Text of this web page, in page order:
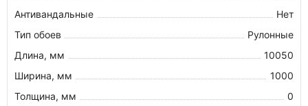
Антивандальные
Нет
Тип обоев
Рулонные
Длина, мм
10050
Ширина, мм
1000
Толщина, мм
0